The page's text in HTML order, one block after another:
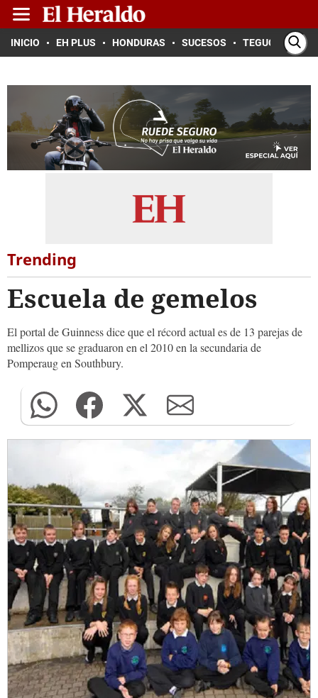
INICIO EH PLUS HONDURAS SUCESOS TEGUCIGALPA
Trending
Escuela de gemelos
El portal de Guinness dice que el récord actual es de 13 parejas de
mellizos que se graduaron en el 2010 en la secundaria de
Pomperaug en Southbury.